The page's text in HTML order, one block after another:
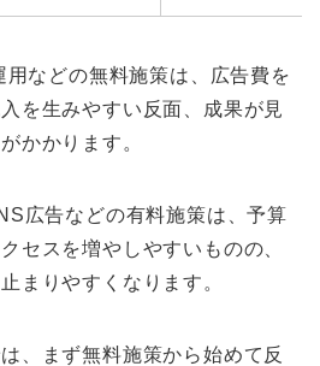
などの無料施策は、広告費を
を生みやすい反面、成果が見
かかります。
広告などの有料施策は、予算
セスを増やしやすいものの、
まりやすくなります。
、まず無料施策から始めて反